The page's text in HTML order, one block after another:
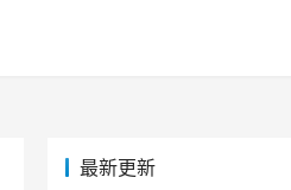
最新更新